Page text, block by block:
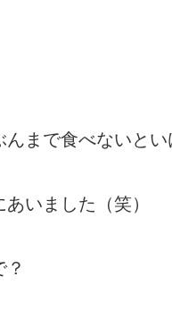
んまで食べないとい
いました（笑）